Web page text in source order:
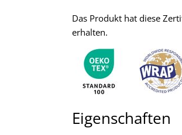
Das Produkt hat diese
erhalten.
Eigenschaften